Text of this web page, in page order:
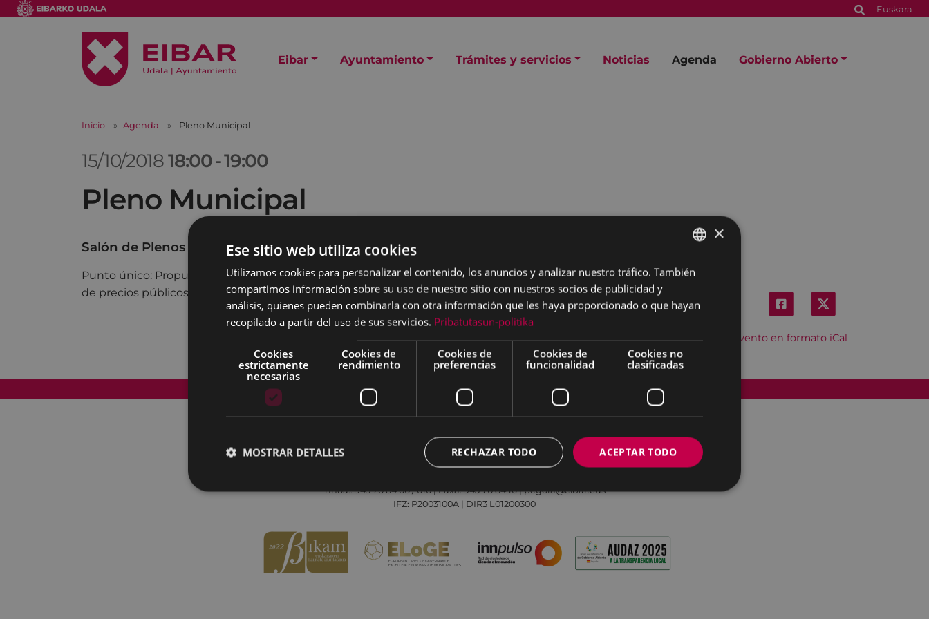
Euskara
Eibar Ayuntamiento Trámites y servicios Noticias Agenda Gobierno Abierto
Inicio Agenda Pleno Municipal
15/10/201818:00-19:00
Pleno Municipal
Salón de Plenos
Descargar el evento en formato iCal
Punto único: Propuesta de modificación de Ordenanzas Fiscales y
de precios públicos para el año 2019.
Mapa del Sitio Aviso legal Política de cookies Contacto Accesibilidad
Todas las redes sociales del Ayuntamiento
Tfnoa.: 943 70 84 00 / 010 | Faxa: 943 70 84 16 | pegora@eibar.eus
IFZ: P2003100A | DIR3 L01200300
BASQUE
×
Ese sitio web utiliza cookies
Utilizamos cookies para personalizar el contenido, los anuncios y analizar nuestro tráfico. También
compartimos información sobre su uso de nuestro sitio con nuestros socios de publicidad y
análisis, quienes pueden combinarla con otra información que les haya proporcionado o que hayan
recopilado a partir del uso de sus servicios. Pribatutasun-politika
Cookies
estrictamente
necesarias
Cookies de
rendimiento
Cookies de
preferencias
Cookies de
funcionalidad
Cookies no
clasificadas
ACEPTAR TODO
RECHAZAR TODO
MOSTRAR DETALLES